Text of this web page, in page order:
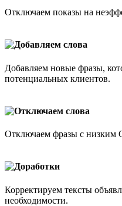
Отключаем показы на
Добавляем слова
Добавляем новые фразы,
потенциальных клиентов.
Отключаем слова
Отключаем фразы с низким
Доработки
Корректируем тексты
необходимости.